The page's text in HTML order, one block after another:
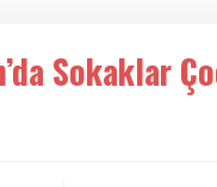
Sokaklar